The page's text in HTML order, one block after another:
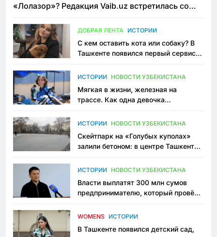
«Лолазор»? Редакция Vaib.uz встретилась со
ДОБРАЯ ЛЕНТА ИСТОРИИ
С кем оставить кота или собаку? В
Ташкенте появился первый сервис
ИСТОРИИ НОВОСТИ УЗБЕКИСТАНА
Мягкая в жизни, железная на
трассе. Как одна девочка
Узбекистане
ИСТОРИИ НОВОСТИ УЗБЕКИСТАНА
Скейтпарк на «Голубых куполах»
залили бетоном: в центре Ташкента
пространство
ИСТОРИИ НОВОСТИ УЗБЕКИСТАНА
Власти выплатят 300 млн сумов
предпринимателю, который провёл
приговору
WOMENS ИСТОРИИ
В Ташкенте появился детский сад,